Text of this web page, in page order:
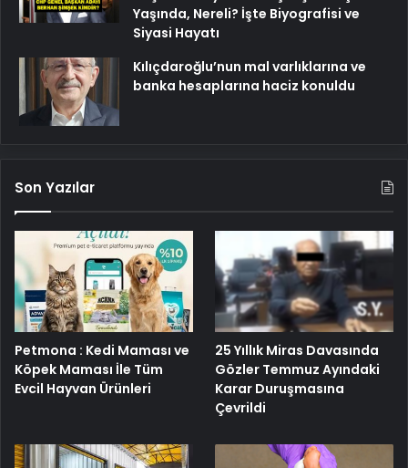
Yaşında, Nereli? İşte Biyografisi ve
Siyasi Hayatı
Kılıçdaroğlu’nun mal varlıklarına ve
banka hesaplarına haciz konuldu
Son Yazılar
Petmona : Kedi Maması ve
Köpek Maması İle Tüm
Evcil Hayvan Ürünleri
25 Yıllık Miras Davasında
Gözler Temmuz Ayındaki
Karar Duruşmasına
Çevrildi